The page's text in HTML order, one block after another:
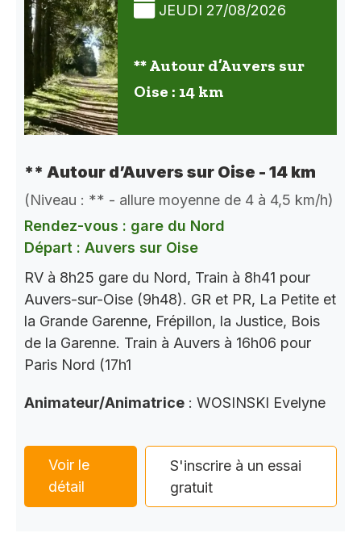
JEUDI 27/08/2026
** Autour d’Auvers sur
Oise : 14 km
** Autour d’Auvers sur Oise - 14 km
(Niveau : ** - allure moyenne de 4 à 4,5 km/h)
Rendez-vous : gare du Nord
Départ : Auvers sur Oise
RV à 8h25 gare du Nord, Train à 8h41 pour
Auvers-sur-Oise (9h48). GR et PR, La Petite et
la Grande Garenne, Frépillon, la Justice, Bois
de la Garenne. Train à Auvers à 16h06 pour
Paris Nord (17h1
Animateur/Animatrice : WOSINSKI Evelyne
Voir le
détail
S'inscrire à un essai
gratuit